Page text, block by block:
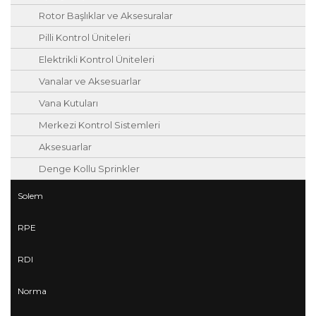
Rotor Başlıklar ve Aksesuralar
Pilli Kontrol Üniteleri
Elektrikli Kontrol Üniteleri
Vanalar ve Aksesuarlar
Vana Kutuları
Merkezi Kontrol Sistemleri
Aksesuarlar
Denge Kollu Sprinkler
Solem
RPE
RDI
Norma